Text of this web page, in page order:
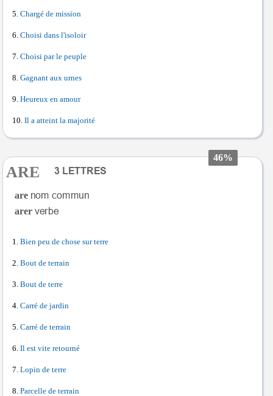
Chargé de mission
Choisi dans l'isoloir
Choisi par le peuple
Gagnant aux urnes
Heureux en amour
Il a atteint la majorité
46%
ARE
are
arer
Bien peu de chose sur terre
Bout de terrain
Bout de terre
Carré de jardin
Carré de terrain
Il est vite retourné
Lopin de terre
Parcelle de terrain